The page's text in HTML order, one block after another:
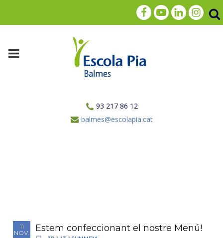
93 217 86 12
balmes@escolapia.cat
11
NOV.
Estem confeccionant el nostre Menú!